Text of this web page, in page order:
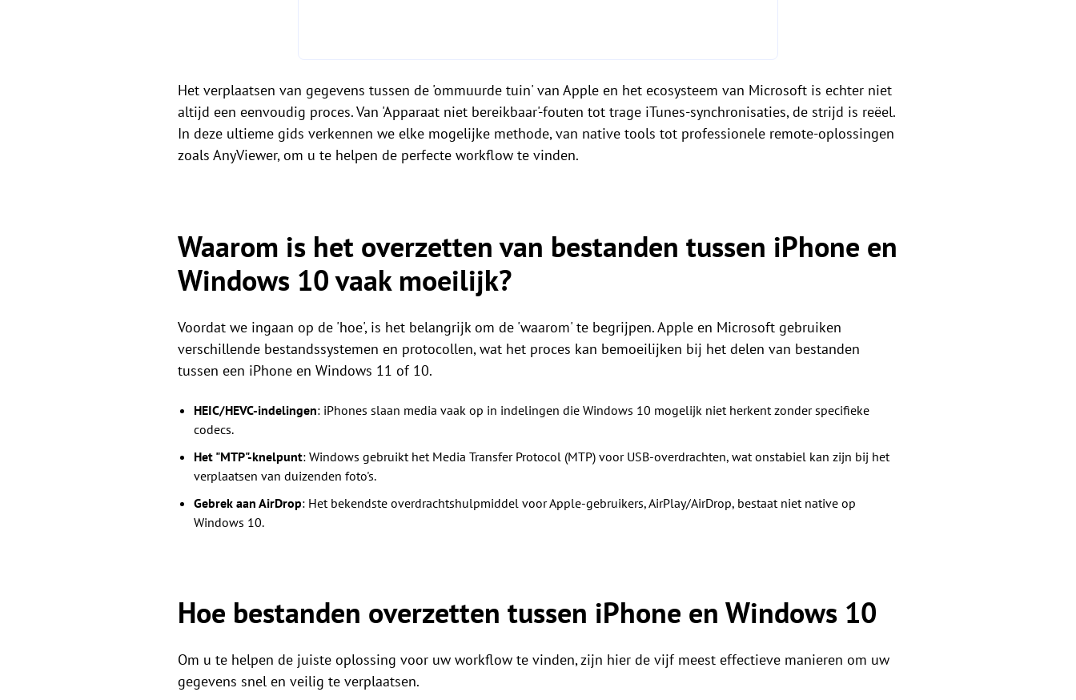
Het verplaatsen van gegevens tussen de 'ommuurde tuin' van Apple en het ecosysteem van Microsoft is echter niet
altijd een eenvoudig proces. Van 'Apparaat niet bereikbaar'-fouten tot trage iTunes-synchronisaties, de strijd is reëel.
In deze ultieme gids verkennen we elke mogelijke methode, van native tools tot professionele remote-oplossingen
zoals AnyViewer, om u te helpen de perfecte workflow te vinden.
Waarom is het overzetten van bestanden tussen iPhone en
Windows 10 vaak moeilijk?
Voordat we ingaan op de 'hoe', is het belangrijk om de 'waarom' te begrijpen. Apple en Microsoft gebruiken
verschillende bestandssystemen en protocollen, wat het proces kan bemoeilijken bij het delen van bestanden
tussen een iPhone en Windows 11 of 10.
HEIC/HEVC-indelingen: iPhones slaan media vaak op in indelingen die Windows 10 mogelijk niet herkent zonder specifieke
codecs.
Het "MTP"-knelpunt: Windows gebruikt het Media Transfer Protocol (MTP) voor USB-overdrachten, wat onstabiel kan zijn bij het
verplaatsen van duizenden foto's.
Gebrek aan AirDrop: Het bekendste overdrachtshulpmiddel voor Apple-gebruikers, AirPlay/AirDrop, bestaat niet native op
Windows 10.
Hoe bestanden overzetten tussen iPhone en Windows 10
Om u te helpen de juiste oplossing voor uw workflow te vinden, zijn hier de vijf meest effectieve manieren om uw
gegevens snel en veilig te verplaatsen.